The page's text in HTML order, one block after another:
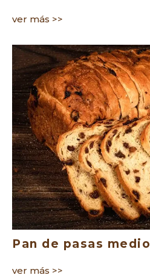
ver más >>
Pan de pasas medio
ver más >>